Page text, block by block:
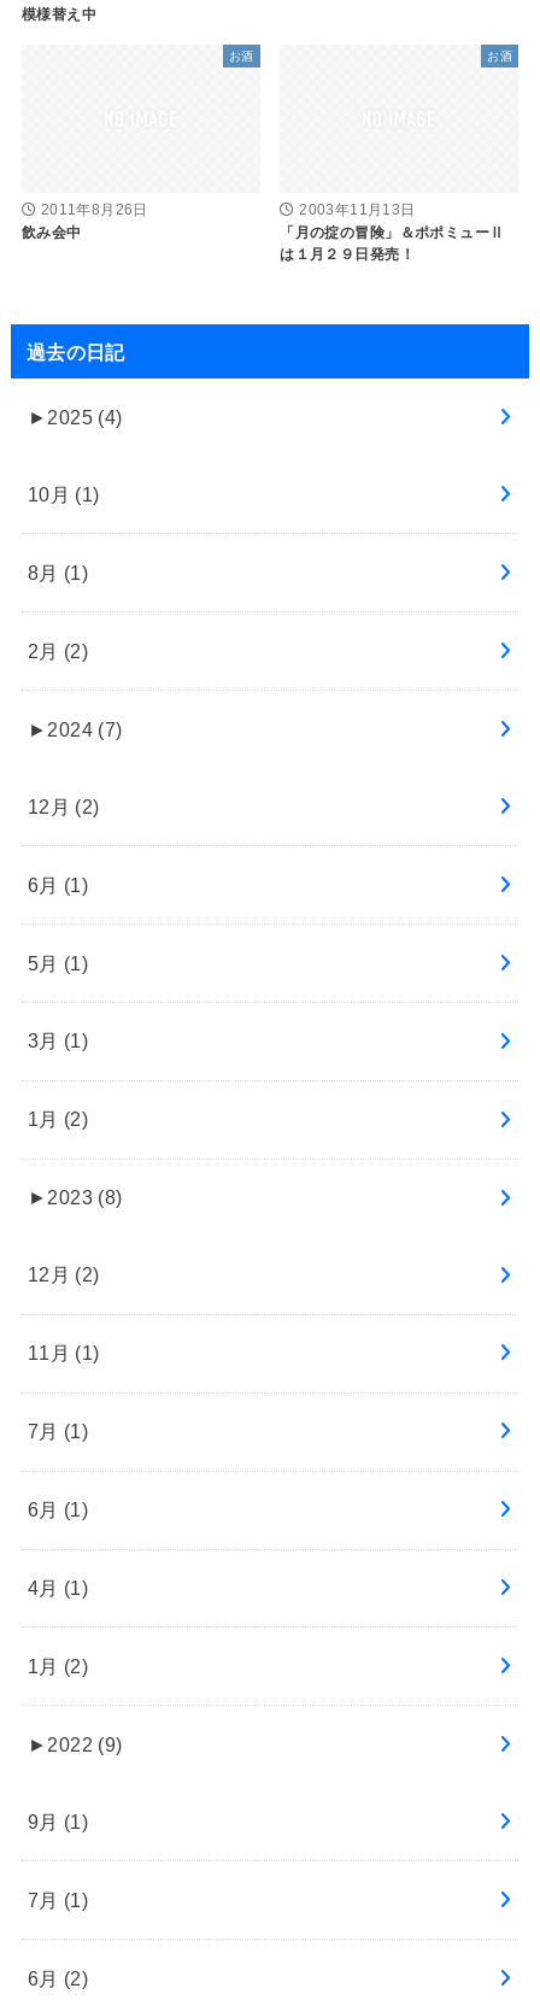
模様替え中
お酒
2011年8月26日
飲み会中
お酒
2003年11月13日
「月の掟の冒険」＆ポポミューⅡ
は１月２９日発売！
過去の日記
► 2025 (4)
10月 (1)
8月 (1)
2月 (2)
► 2024 (7)
12月 (2)
6月 (1)
5月 (1)
3月 (1)
1月 (2)
► 2023 (8)
12月 (2)
11月 (1)
7月 (1)
6月 (1)
4月 (1)
1月 (2)
► 2022 (9)
9月 (1)
7月 (1)
6月 (2)